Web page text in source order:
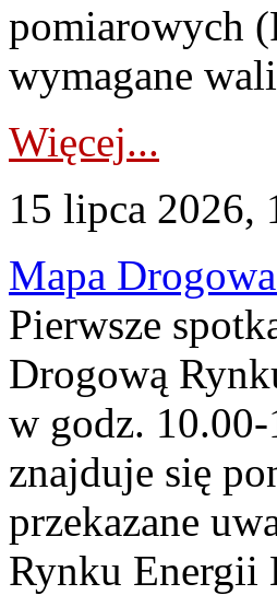
pomiarowych
wymagane
Więcej...
15 lipca 2026,
Mapa
Pierwsze
Drogową
w godz.
znajduje się
przekazane
Rynku Energii